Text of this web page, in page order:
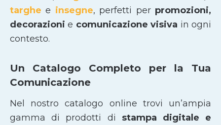
targhee insegne, perfetti per promozioni,
decorazionie comunicazione visiva in ogni
contesto.
Un Catalogo Completo per la Tua
Comunicazione
Nel nostro catalogo online trovi un’ampia
gamma di prodotti di stampa digitale e